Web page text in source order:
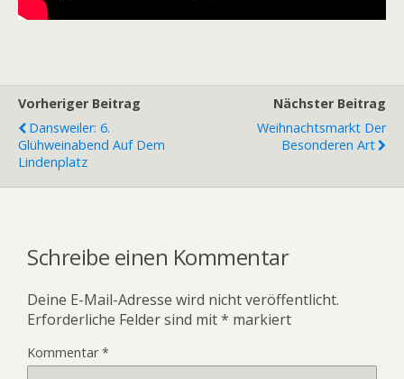
Vorheriger Beitrag
Dansweiler: 6.
Glühweinabend Auf Dem
Lindenplatz
Nächster Beitrag
Weihnachtsmarkt Der
Besonderen Art
Schreibe einen Kommentar
Deine E-Mail-Adresse wird nicht veröffentlicht.
Erforderliche Felder sind mit* markiert
Kommentar*